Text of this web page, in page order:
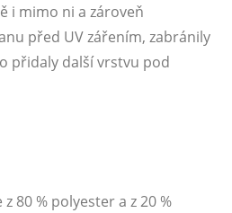
i mimo ni a zároveň
před UV zářením, zabránily
přidaly další vrstvu pod
80 % polyester a z 20 %